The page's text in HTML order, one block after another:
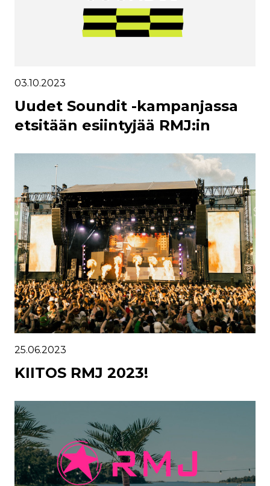
03.10.2023
Uudet Soundit -kampanjassa
etsitään esiintyjää RMJ:in
25.06.2023
KIITOS RMJ 2023!